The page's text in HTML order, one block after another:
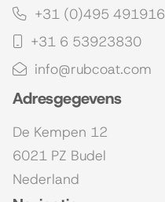
+31 (0)495 491916
+31 6 53923830
info@rubcoat.com
Adresgegevens
De Kempen 12
6021 PZ Budel
Nederland